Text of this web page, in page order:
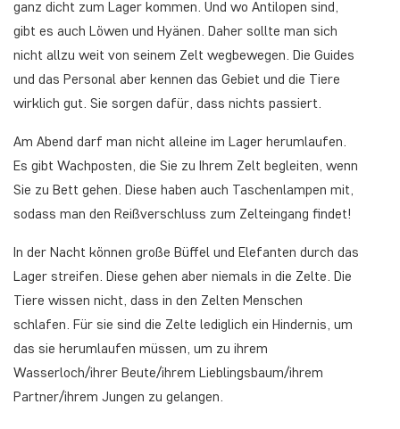
ganz dicht zum Lager kommen. Und wo Antilopen sind,
gibt es auch Löwen und Hyänen. Daher sollte man sich
nicht allzu weit von seinem Zelt wegbewegen. Die Guides
und das Personal aber kennen das Gebiet und die Tiere
wirklich gut. Sie sorgen dafür, dass nichts passiert.
Am Abend darf man nicht alleine im Lager herumlaufen.
Es gibt Wachposten, die Sie zu Ihrem Zelt begleiten, wenn
Sie zu Bett gehen. Diese haben auch Taschenlampen mit,
sodass man den Reißverschluss zum Zelteingang findet!
In der Nacht können große Büffel und Elefanten durch das
Lager streifen. Diese gehen aber niemals in die Zelte. Die
Tiere wissen nicht, dass in den Zelten Menschen
schlafen. Für sie sind die Zelte lediglich ein Hindernis, um
das sie herumlaufen müssen, um zu ihrem
Wasserloch/ihrer Beute/ihrem Lieblingsbaum/ihrem
Partner/ihrem Jungen zu gelangen.